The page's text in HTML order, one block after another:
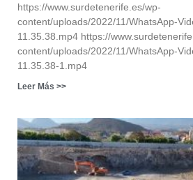
https://www.surdetenerife.es/wp-
content/uploads/2022/11/WhatsApp-
11.35.38.mp4 https://
content/uploads/2022/11/WhatsApp-
11.35.38-1.mp4
Leer Más >>